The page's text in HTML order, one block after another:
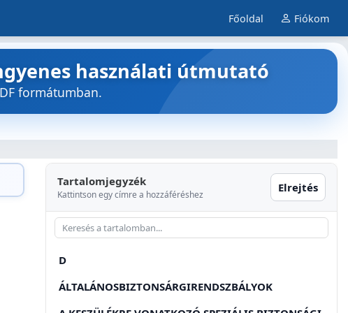
Főoldal Fiókom
használati útmutató
formátumban.
Tartalomjegyzék
Kattintson egy címre a hozzáféréshez
Elrejtés
D
ÁLTALÁNOSBIZTONSÁRGIRENDSZBÁLYOK